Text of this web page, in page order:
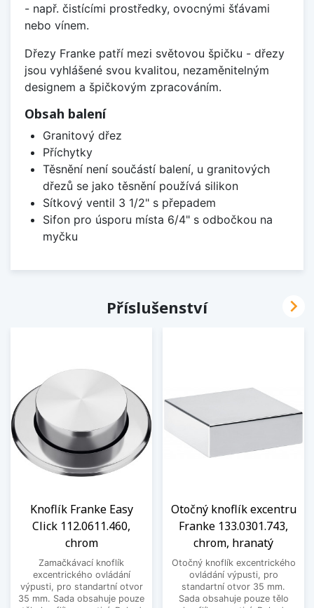
- např. čistícími prostředky, ovocnými šťávami
nebo vínem.
Dřezy Franke patří mezi světovou špičku - dřezy
jsou vyhlášené svou kvalitou, nezaměnitelným
designem a špičkovým zpracováním.
Obsah balení
Granitový dřez
Příchytky
Těsnění není součástí balení, u granitových
dřezů se jako těsnění používá silikon
Sítkový ventil 3 1/2" s přepadem
Sifon pro úsporu místa 6/4" s odbočkou na
myčku
Příslušenství
Knoflík Franke Easy
Click 112.0611.460,
chrom
Zamačkávací knoflík
excentrického ovládání
výpusti, pro standartní otvor
35 mm. Sada obsahuje pouze
Otočný knoflík excentru
Franke 133.0301.743,
chrom, hranatý
Otočný knoflík excentrického
ovládání výpusti, pro
standartní otvor 35 mm.
Sada obsahuje pouze tělo
